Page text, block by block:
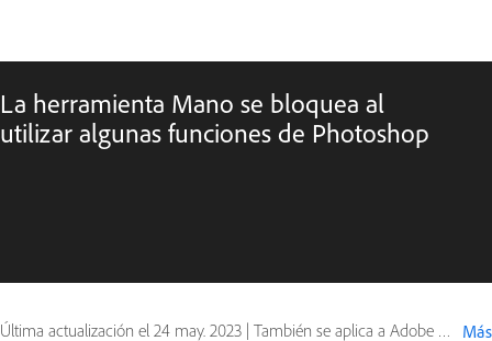
La herramienta Mano se bloquea al
utilizar algunas funciones de Photoshop
Última actualización el 24 may. 2023 | También se aplica a Adobe Photoshop CC (2014), Adobe Photoshop CC (2015) Más